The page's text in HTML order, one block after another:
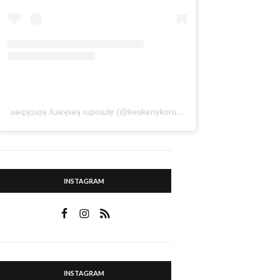
˙uǝqʞo̤ɹo̤ʞ ʎuǝʞsǝʞ ıupoɯlɐ̗ (@keskenykorokben) által megosztott bejegyzés
INSTAGRAM
INSTAGRAM